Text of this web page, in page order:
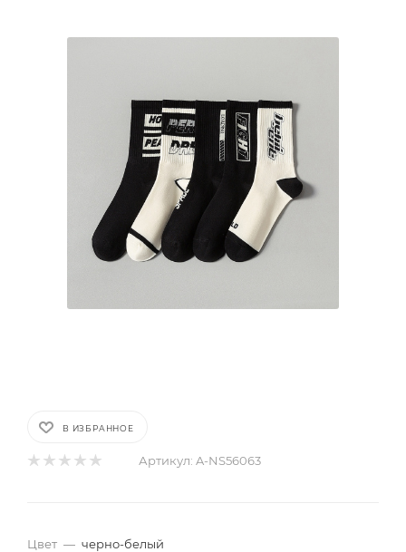
В ИЗБРАННОЕ
Артикул: A-NS56063
Цвет — черно-белый